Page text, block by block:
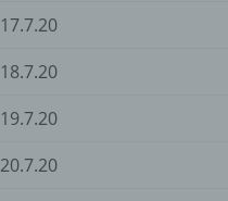
17.7.20
18.7.20
19.7.20
20.7.20
zu bewerten,
Zuverlässigkeit,
f) Pseudonymisierung